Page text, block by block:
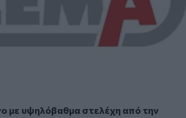
με υψηλόβαθμα στελέχη από την